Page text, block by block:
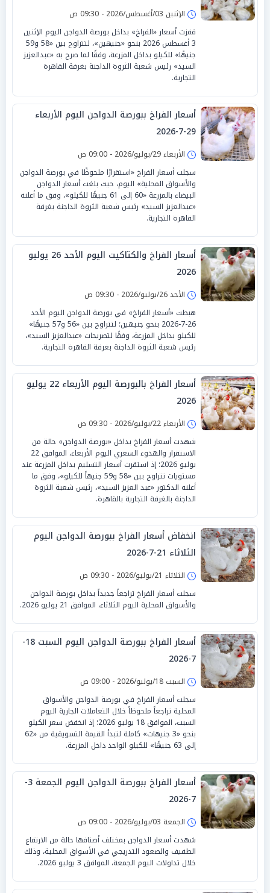
الإثنين 03/أغسطس/2026 - 09:30 ص
قفزت أسعار «الفراخ» بداخل بورصة الدواجن اليوم الإثنين
3 أغسطس 2026 بنحو «جنيهين»، لتتراوح بين «58 و59
جنيهًا» للكيلو بداخل المزرعة، وفقًا لما صرح به «عبدالعزيز
السيد» رئيس شعبة الثروة الداجنة بغرفة القاهرة
التجارية.
أسعار الفراخ ببورصة الدواجن اليوم الأربعاء
29-7-2026
الأربعاء 29/يوليو/2026 - 09:00 ص
سجلت أسعار الفراخ «استقرارًا ملحوظًا في بورصة الدواجن
والأسواق المحلية» اليوم، حيث بلغت أسعار الدواجن
البيضاء بالمزرعة «60 إلى 61 جنيهًا للكيلو»، وفق ما أعلنه
«عبدالعزيز السيد» رئيس شعبة الثروة الداجنة بغرفة
القاهرة التجارية.
أسعار الفراخ والكتاكيت اليوم الأحد 26 يوليو
2026
الأحد 26/يوليو/2026 - 09:30 ص
هبطت «أسعار الفراخ» في بورصة الدواجن اليوم الأحد
26-7-2026 بنحو جنيهين؛ لتتراوح بين «56 و57 جنيهًا»
للكيلو بداخل المزرعة، وفقًا لتصريحات «عبدالعزيز السيد»،
رئيس شعبة الثروة الداجنة بغرفة القاهرة التجارية.
أسعار الفراخ بالبورصة اليوم الأربعاء 22 يوليو
2026
الأربعاء 22/يوليو/2026 - 09:30 ص
شهدت أسعار الفراخ بداخل «بورصة الدواجن» حالة من
الاستقرار والهدوء السعري اليوم الأربعاء، الموافق 22
يوليو 2026؛ إذ استقرت أسعار التسليم بداخل المزرعة عند
مستويات تتراوح بين «58 و59 جنيهاً للكيلو»، وفق ما
أعلنه الدكتور «عبد العزيز السيد»، رئيس شعبة الثروة
الداجنة بالغرفة التجارية بالقاهرة.
انخفاض أسعار الفراخ ببورصة الدواجن اليوم
الثلاثاء 21-7-2026
الثلاثاء 21/يوليو/2026 - 09:30 ص
سجلت أسعار الفراخ تراجعاً جديداً بداخل بورصة الدواجن
والأسواق المحلية اليوم الثلاثاء، الموافق 21 يوليو 2026.
أسعار الفراخ ببورصة الدواجن اليوم السبت 18-
7-2026
السبت 18/يوليو/2026 - 09:00 ص
سجلت أسعار الفراخ في بورصة الدواجن والأسواق
المحلية تراجعاً ملحوظاً خلال التعاملات الجارية اليوم
السبت، الموافق 18 يوليو 2026؛ إذ انخفض سعر الكيلو
بنحو «3 جنيهات» كاملة لتبدأ القيمة التسويقية من «62
إلى 63 جنيهًا» للكيلو الواحد داخل المزرعة.
أسعار الفراخ ببورصة الدواجن اليوم الجمعة 3-
7-2026
الجمعة 03/يوليو/2026 - 09:00 ص
شهدت أسعار الدواجن بمختلف أصنافها حالة من الارتفاع
الطفيف والصعود التدريجي في الأسواق المحلية، وذلك
خلال تداولات اليوم الجمعة، الموافق 3 يوليو 2026.